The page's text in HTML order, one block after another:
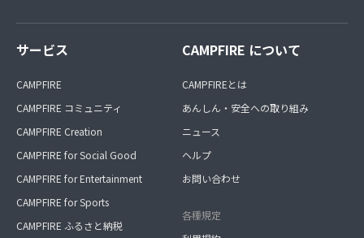
サービス
CAMPFIRE
CAMPFIRE コミュニティ
CAMPFIRE Creation
CAMPFIRE for Social Good
CAMPFIRE for Entertainment
CAMPFIRE for Sports
CAMPFIRE ふるさと納税
CAMPFIRE について
CAMPFIREとは
あんしん・安全への取り組み
ニュース
ヘルプ
お問い合わせ
各種規定